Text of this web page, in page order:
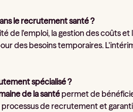
le recrutement santé ?
de l'emploi, la gestion des coûts
des besoins temporaires.
spécialisé ?
de la santépermet de
de recrutement et